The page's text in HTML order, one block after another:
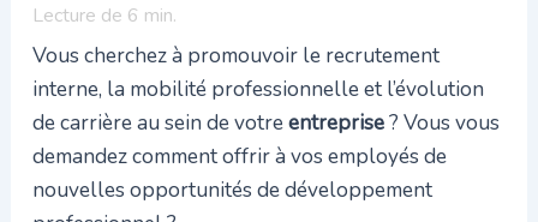
Lecture de 6 min.
Vous cherchez à promouvoir le recrutement
interne, la mobilité professionnelle et l’évolution
de carrière au sein de votreentreprise? Vous vous
demandez comment offrir à vos employés de
nouvelles opportunités de développement